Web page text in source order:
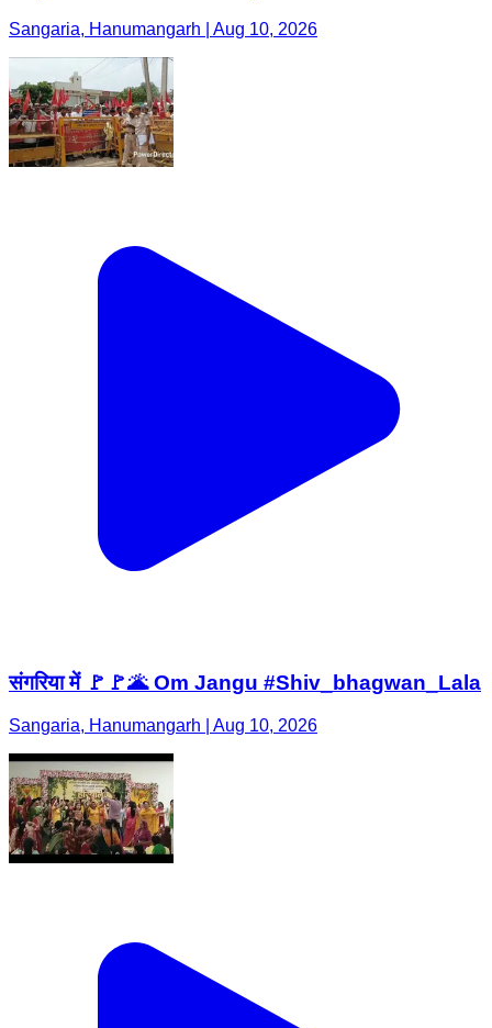
Sangaria, Hanumangarh | Aug 10, 2026
संगरिया में 🚩🚩🌋 Om Jangu #Shiv_bhagwan_Lala
Sangaria, Hanumangarh | Aug 10, 2026